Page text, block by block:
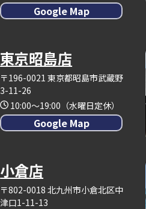
Google Map
東京昭島店
〒196-0021 東京都昭島市武蔵野
3-11-26
10:00～19:00（水曜日定休）
Google Map
小倉店
〒802-0018 北九州市小倉北区中
津口1-11-13